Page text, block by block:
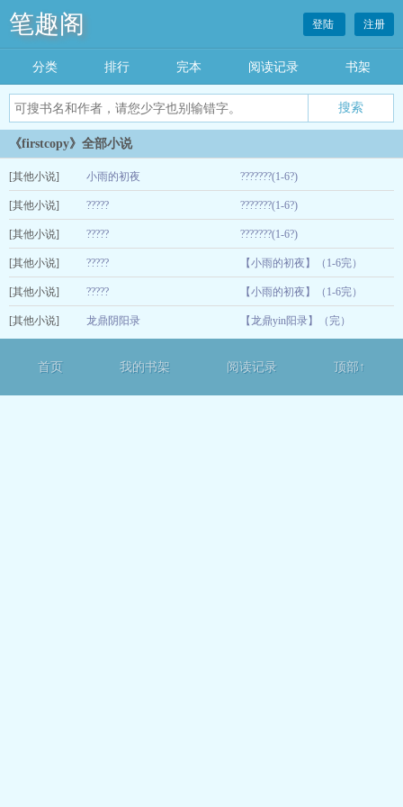
笔趣阁 登陆 注册
分类 排行 完本 阅读记录 书架
《firstcopy》全部小说
[其他小说] 小雨的初夜 ???????(1-6?)
[其他小说] ????? ???????(1-6?)
[其他小说] ????? ???????(1-6?)
[其他小说] ????? 【小雨的初夜】（1-6完）
[其他小说] ????? 【小雨的初夜】（1-6完）
[其他小说] 龙鼎阴阳录 【龙鼎yin阳录】（完）
首页 我的书架 阅读记录 顶部↑